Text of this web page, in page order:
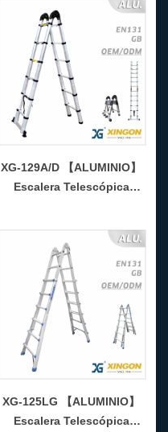
XG-129A/D 【ALUMINIO】
Escalera Telescópica
XG-125LG 【ALUMINIO】
Escalera Telescópica